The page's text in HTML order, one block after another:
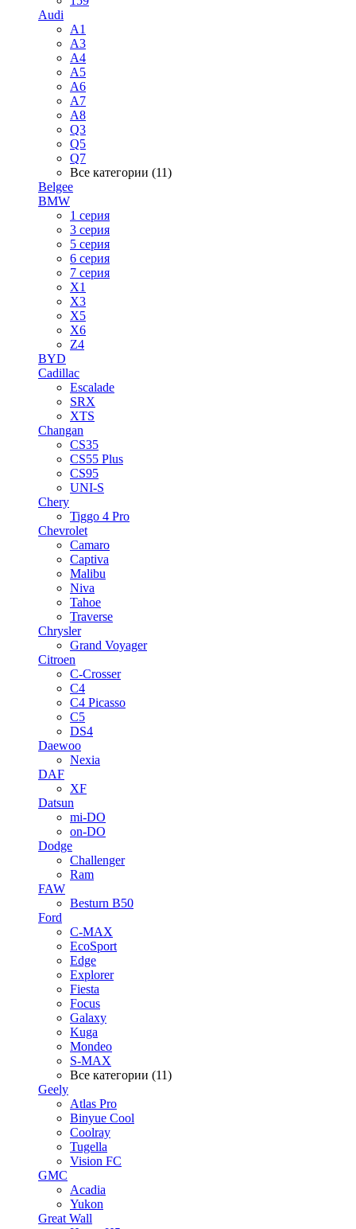
Audi
A1
A3
A4
A5
A6
A7
A8
Q3
Q5
Q7
Все категории (11)
Belgee
BMW
1 серия
3 серия
5 серия
6 серия
7 серия
X1
X3
X5
X6
Z4
BYD
Cadillac
Escalade
SRX
XTS
Changan
CS35
CS55 Plus
CS95
UNI-S
Chery
Tiggo 4 Pro
Chevrolet
Camaro
Captiva
Malibu
Niva
Tahoe
Traverse
Chrysler
Grand Voyager
Citroen
C-Crosser
C4
C4 Picasso
C5
DS4
Daewoo
Nexia
DAF
XF
Datsun
mi-DO
on-DO
Dodge
Challenger
Ram
FAW
Besturn B50
Ford
C-MAX
EcoSport
Edge
Explorer
Fiesta
Focus
Galaxy
Kuga
Mondeo
S-MAX
Все категории (11)
Geely
Atlas Pro
Binyue Cool
Coolray
Tugella
Vision FC
GMC
Acadia
Yukon
Great Wall